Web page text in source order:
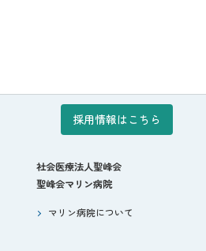
採用情報はこちら
社会医療法人聖峰会
聖峰会マリン病院
マリン病院について